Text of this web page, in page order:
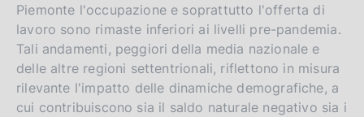
Piemonte l'occupazione e soprattutto l'offerta di
lavoro sono rimaste inferiori ai livelli pre-pandemia.
Tali andamenti, peggiori della media nazionale e
delle altre regioni settentrionali, riflettono in misura
rilevante l'impatto delle dinamiche demografiche, a
cui contribuiscono sia il saldo naturale negativo sia i